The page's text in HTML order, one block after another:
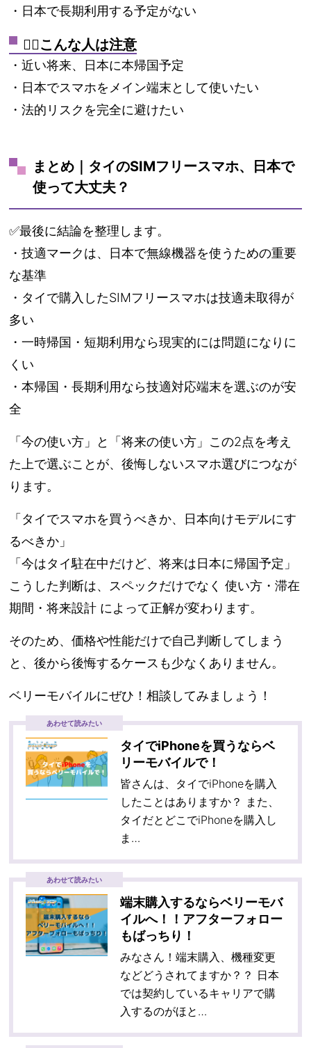
・日本で長期利用する予定がない
🙅‍♂️こんな人は注意
・近い将来、日本に本帰国予定
・日本でスマホをメイン端末として使いたい
・法的リスクを完全に避けたい
まとめ｜タイのSIMフリースマホ、日本で
使って大丈夫？
✅最後に結論を整理します。
・技適マークは、日本で無線機器を使うための重要
な基準
・タイで購入したSIMフリースマホは技適未取得が
多い
・一時帰国・短期利用なら現実的には問題になりに
くい
・本帰国・長期利用なら技適対応端末を選ぶのが安
全
「今の使い方」と「将来の使い方」この2点を考え
た上で選ぶことが、後悔しないスマホ選びにつなが
ります。
「タイでスマホを買うべきか、日本向けモデルにす
るべきか」
「今はタイ駐在中だけど、将来は日本に帰国予定」
こうした判断は、スペックだけでなく 使い方・滞在
期間・将来設計 によって正解が変わります。
そのため、価格や性能だけで自己判断してしまう
と、後から後悔するケースも少なくありません。
ベリーモバイルにぜひ！相談してみましょう！
あわせて読みたい
タイでiPhoneを買うならベ
リーモバイルで！
皆さんは、タイでiPhoneを購入
したことはありますか？ また、
タイだとどこでiPhoneを購入し
ま…
あわせて読みたい
端末購入するならベリーモバ
イルへ！！アフターフォロー
もばっちり！
みなさん！端末購入、機種変更
などどうされてますか？？ 日本
では契約しているキャリアで購
入するのがほと…